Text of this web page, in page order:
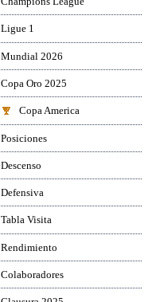
Ligue 1
Mundial 2026
Copa Oro 2025
Copa America
Posiciones
Descenso
Defensiva
Tabla Visita
Rendimiento
Colaboradores